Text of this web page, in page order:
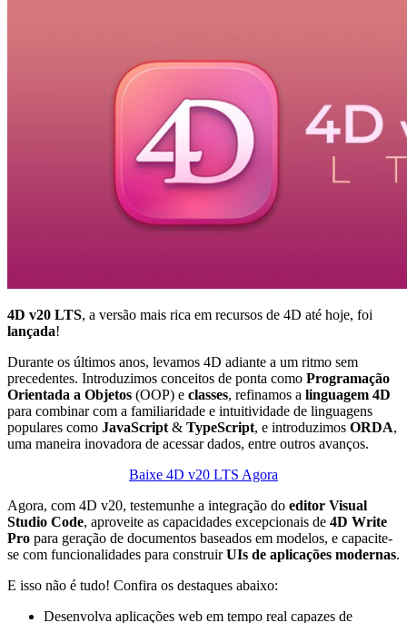
4D v20 LTS, a versão mais rica em recursos de 4D até hoje, foi
lançada!
Durante os últimos anos, levamos 4D adiante a um ritmo sem
precedentes. Introduzimos conceitos de ponta como Programação
Orientada a Objetos (OOP) e classes, refinamos a linguagem 4D
para combinar com a familiaridade e intuitividade de linguagens
populares como JavaScript & TypeScript, e introduzimos ORDA,
uma maneira inovadora de acessar dados, entre outros avanços.
Baixe 4D v20 LTS Agora
Agora, com 4D v20, testemunhe a integração do editor Visual
Studio Code, aproveite as capacidades excepcionais de 4D Write
Pro para geração de documentos baseados em modelos, e capacite-
se com funcionalidades para construirUIs de aplicações modernas.
E isso não é tudo! Confira os destaques abaixo:
Desenvolva aplicações web em tempo real capazes de